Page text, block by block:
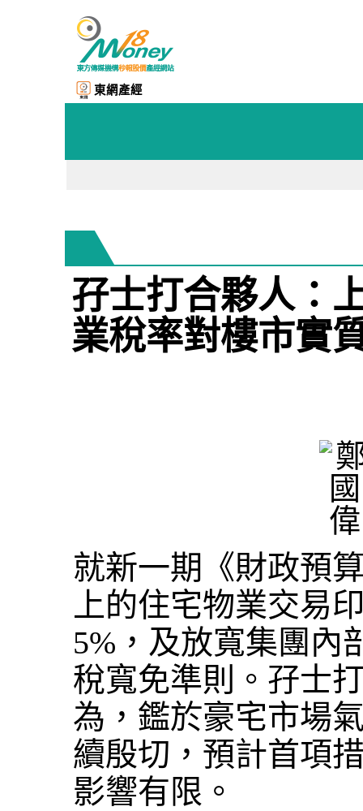
東網產經
孖士打合夥人：
業稅率對樓市實
就新一期《財政預
上的住宅物業交易
5%，及放寬集團內
稅寬免準則。孖士
為，鑑於豪宅市場
續殷切，預計首項
影響有限。